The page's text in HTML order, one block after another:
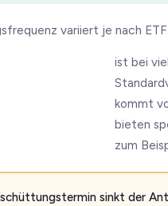
variiert je nach ETF:
ist bei
kommt
bieten
zum
sinkt der